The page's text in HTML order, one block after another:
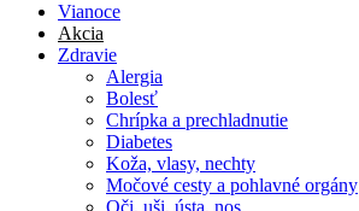
Vianoce
Akcia
Zdravie
Alergia
Bolesť
Chrípka a prechladnutie
Diabetes
Koža, vlasy, nechty
Močové cesty a pohlavné orgány
Oči, uši, ústa, nos